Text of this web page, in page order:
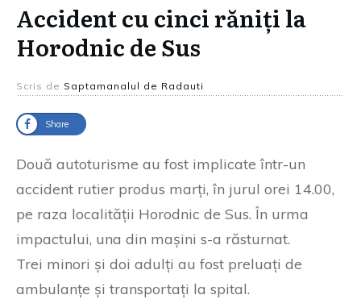
Accident cu cinci răniți la
Horodnic de Sus
Scris de Saptamanalul de Radauti
Share
Două autoturisme au fost implicate într-un
accident rutier produs marți, în jurul orei 14.00,
pe raza localității Horodnic de Sus. În urma
impactului, una din mașini s-a răsturnat.
Trei minori și doi adulți au fost preluați de
ambulanțe și transportați la spital.